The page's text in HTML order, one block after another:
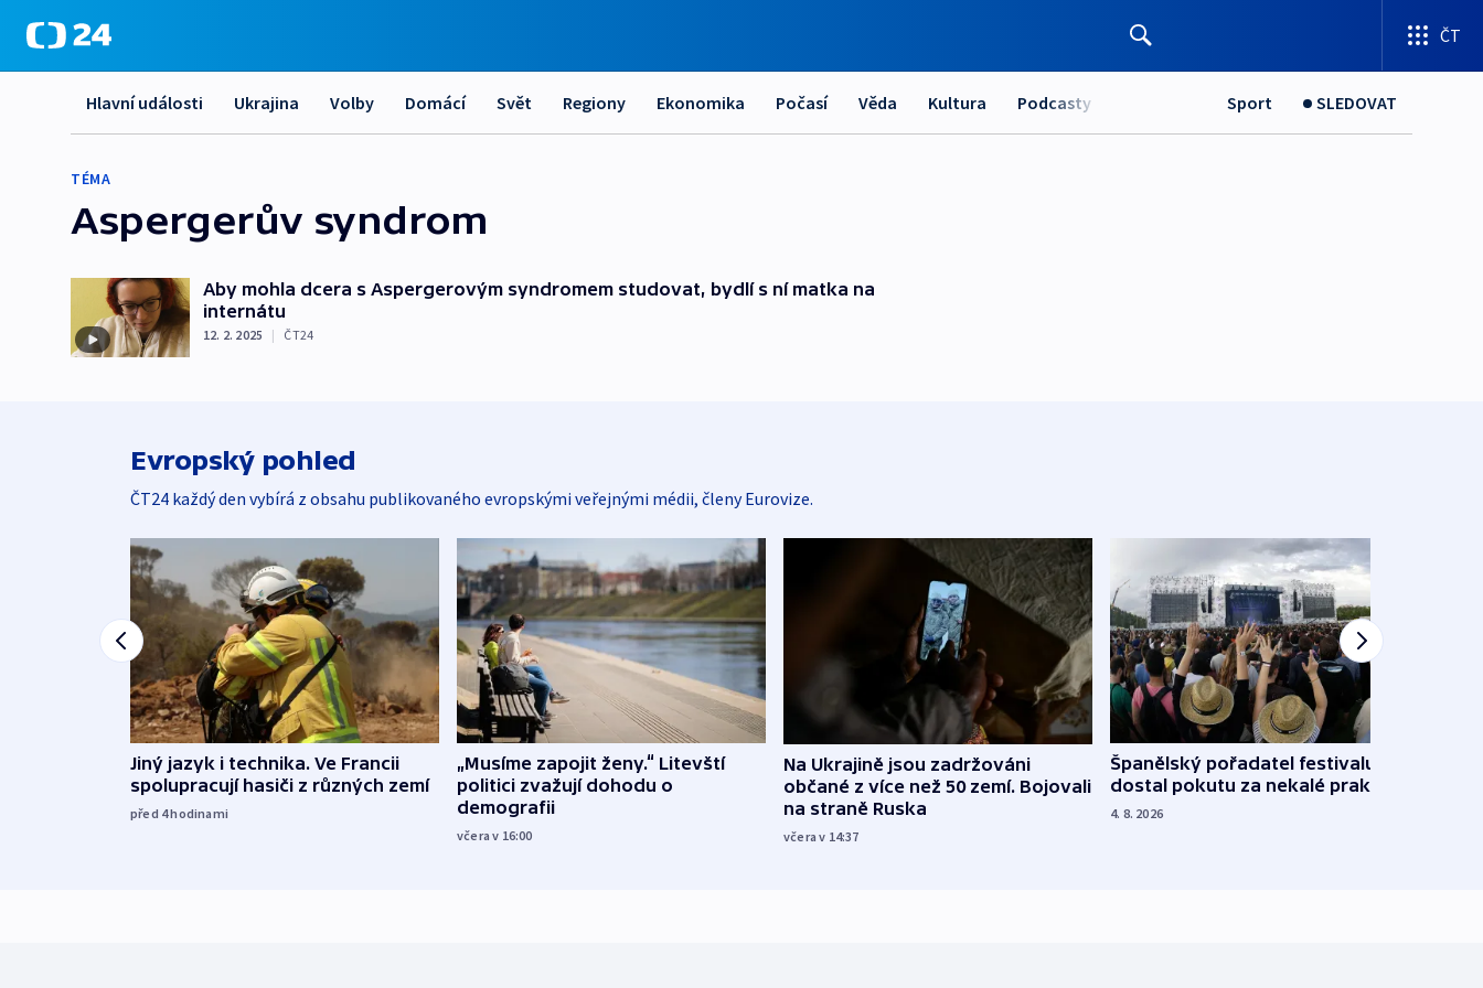
ČT
Hlavní události Ukrajina Volby Domácí Svět Regiony Ekonomika Počasí Věda Kultura Podcasty Sport SLEDOVAT
TÉMA
Aspergerův syndrom
Aby mohla dcera s Aspergerovým syndromem studovat, bydlí s ní matka na
internátu
12. 2. 2025 | ČT24
Evropský pohled
ČT24 každý den vybírá z obsahu publikovaného evropskými veřejnými médii, členy Eurovize.
Jiný jazyk i technika. Ve Francii
spolupracují hasiči z různých zemí
před 4hodinami
„Musíme zapojit ženy.“ Litevští
politici zvažují dohodu o
demografii
včera v 16:00
Na Ukrajině jsou zadržováni
občané z více než 50 zemí. Bojovali
na straně Ruska
včera v 14:37
Španělský pořadatel festivalu
dostal pokutu za nekalé praktiky
4. 8. 2026